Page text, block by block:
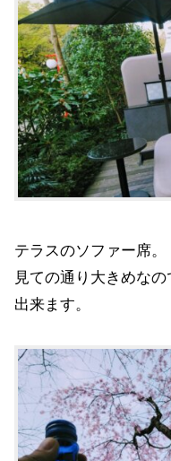
テラスのソファー席。
見ての通り大きめな
出来ます。